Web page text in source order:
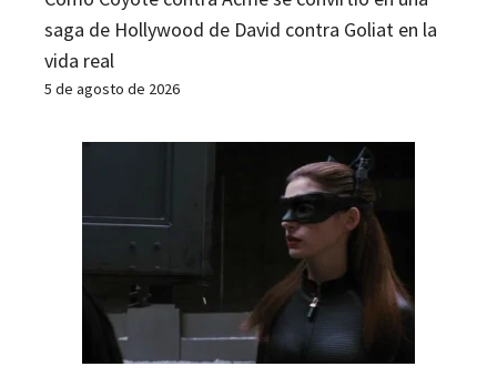
saga de Hollywood de David contra Goliat en la
vida real
5 de agosto de 2026